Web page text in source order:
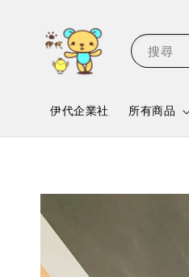
搜尋
伊代企業社 所有商品